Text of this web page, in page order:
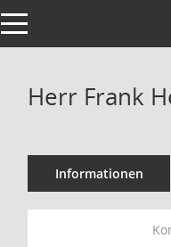
Toggle navigation
Herr Frank
Informationen